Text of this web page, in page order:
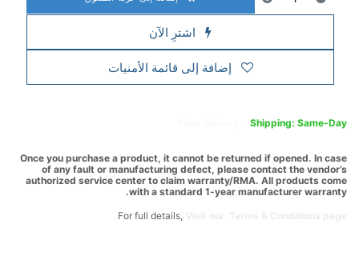
اشترِ الآن
إضافة إلى قائمة الأمنيات
Shipping: Same-Day
Once you purchase a product, it cannot be returned if opened. In case
of any fault or manufacturing defect, please contact the vendor’s
authorized service center to claim warranty/RMA. All products come
with a standard 1-year manufacturer warranty.
For full details,